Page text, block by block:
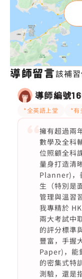
導師留言該補
導師編號
*全英語上堂 *有
擁有超過兩
數學及全科
位照顧全科
量身打造清
Planner)，
生（特別是
管理與溫習
我專精於
兩大考試中
的評分標準
豐富，手握
Paper)，能
的密集式特
測驗，還是